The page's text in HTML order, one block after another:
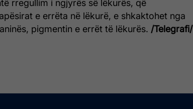
rregullim i ngjyrës së lëkurës, që
e errëta në lëkurë, e shkaktohet nga
pigmentin e errët të lëkurës. /Telegrafi/